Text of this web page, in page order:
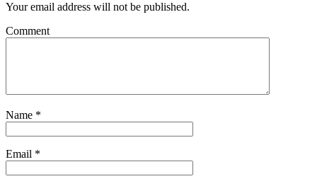
Your email address will not be published.
Comment
Name *
Email *